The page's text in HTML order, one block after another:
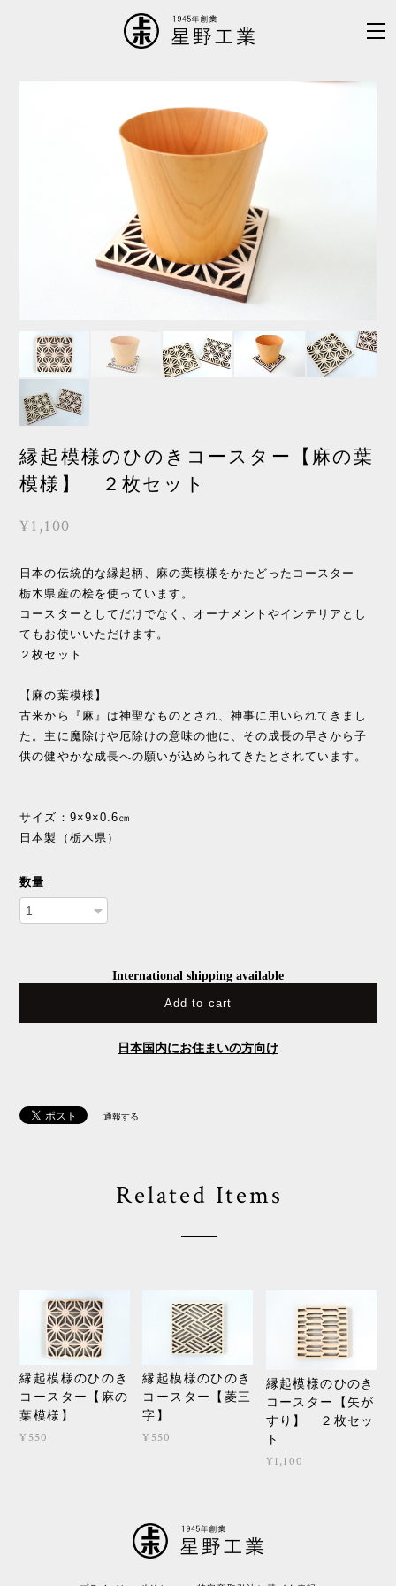
縁起模様のひのきコースター【麻の葉
模様】 ２枚セット
¥1,100
日本の伝統的な縁起柄、麻の葉模様をかたどったコースター
栃木県産の桧を使っています。
コースターとしてだけでなく、オーナメントやインテリアとし
てもお使いいただけます。
２枚セット
【麻の葉模様】
古来から『麻』は神聖なものとされ、神事に用いられてきまし
た。主に魔除けや厄除けの意味の他に、その成長の早さから子
供の健やかな成長への願いが込められてきたとされています。
サイズ：9×9×0.6㎝
日本製（栃木県）
数量
International shipping available
Add to cart
日本国内にお住まいの方向け
通報する
Related Items
縁起模様のひのき
コースター【麻の
葉模様】
¥550
縁起模様のひのき
コースター【菱三
字】
¥550
縁起模様のひのき
コースター【矢が
すり】 ２枚セッ
ト
¥1,100